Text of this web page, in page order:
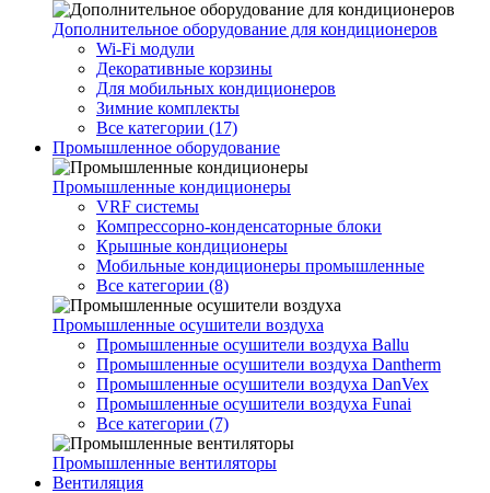
Дополнительное оборудование для кондиционеров
Wi-Fi модули
Декоративные корзины
Для мобильных кондиционеров
Зимние комплекты
Все категории (17)
Промышленное оборудование
Промышленные кондиционеры
VRF системы
Компрессорно-конденсаторные блоки
Крышные кондиционеры
Мобильные кондиционеры промышленные
Все категории (8)
Промышленные осушители воздуха
Промышленные осушители воздуха Ballu
Промышленные осушители воздуха Dantherm
Промышленные осушители воздуха DanVex
Промышленные осушители воздуха Funai
Все категории (7)
Промышленные вентиляторы
Вентиляция